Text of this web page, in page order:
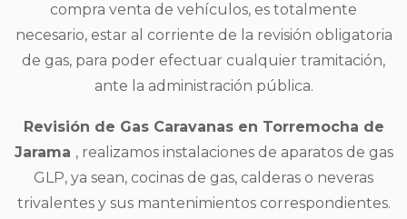
compra venta de vehículos, es totalmente
necesario, estar al corriente de la revisión obligatoria
de gas, para poder efectuar cualquier tramitación,
ante la administración pública.
Revisión de Gas Caravanas en Torremocha de
Jarama , realizamos instalaciones de aparatos de gas
GLP, ya sean, cocinas de gas, calderas o neveras
trivalentes y sus mantenimientos correspondientes.